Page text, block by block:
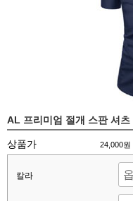
AL 프리미엄 절개 스판 셔
상품가 24,000원
칼라